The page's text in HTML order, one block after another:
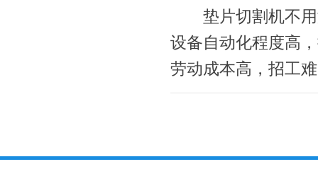
垫片切割机不用
设备自动化程度高
劳动成本高，招工